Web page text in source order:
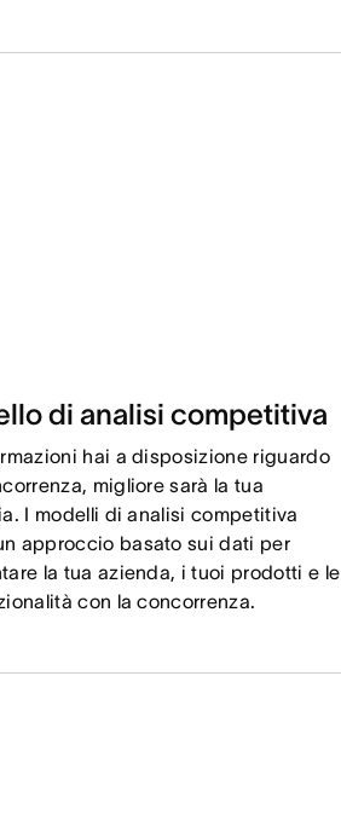
di analisi competitiva
hai a disposizione riguardo
migliore sarà la tua
I modelli di analisi competitiva
approccio basato sui dati per
la tua azienda, i tuoi prodotti e le
con la concorrenza.